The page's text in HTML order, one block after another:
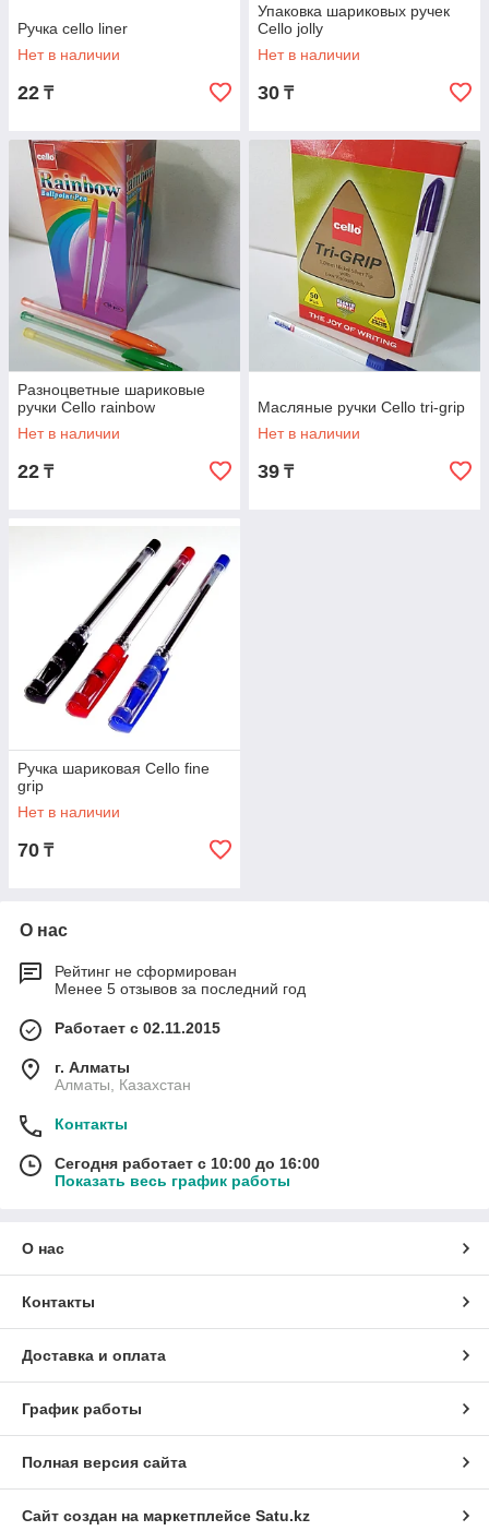
Ручка cello liner
Нет в наличии
22 ₸
Упаковка шариковых ручек
Cello jolly
Нет в наличии
30 ₸
Разноцветные шариковые
ручки Cello rainbow
Нет в наличии
22 ₸
Масляные ручки Cello tri-grip
Нет в наличии
39 ₸
Ручка шариковая Cello fine
grip
Нет в наличии
70 ₸
О нас
Рейтинг не сформирован
Менее 5 отзывов за последний год
Работает с 02.11.2015
г. Алматы
Алматы, Казахстан
Контакты
Сегодня работает с 10:00 до 16:00
Показать весь график работы
О нас
Контакты
Доставка и оплата
График работы
Полная версия сайта
Сайт создан на маркетплейсе Satu.kz